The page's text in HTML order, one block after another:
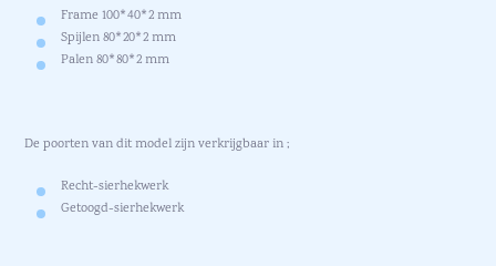
Frame 100*40*2 mm
Spijlen 80*20*2 mm
Palen 80*80*2 mm
De poorten van dit model zijn verkrijgbaar in ;
Recht-sierhekwerk
Getoogd-sierhekwerk